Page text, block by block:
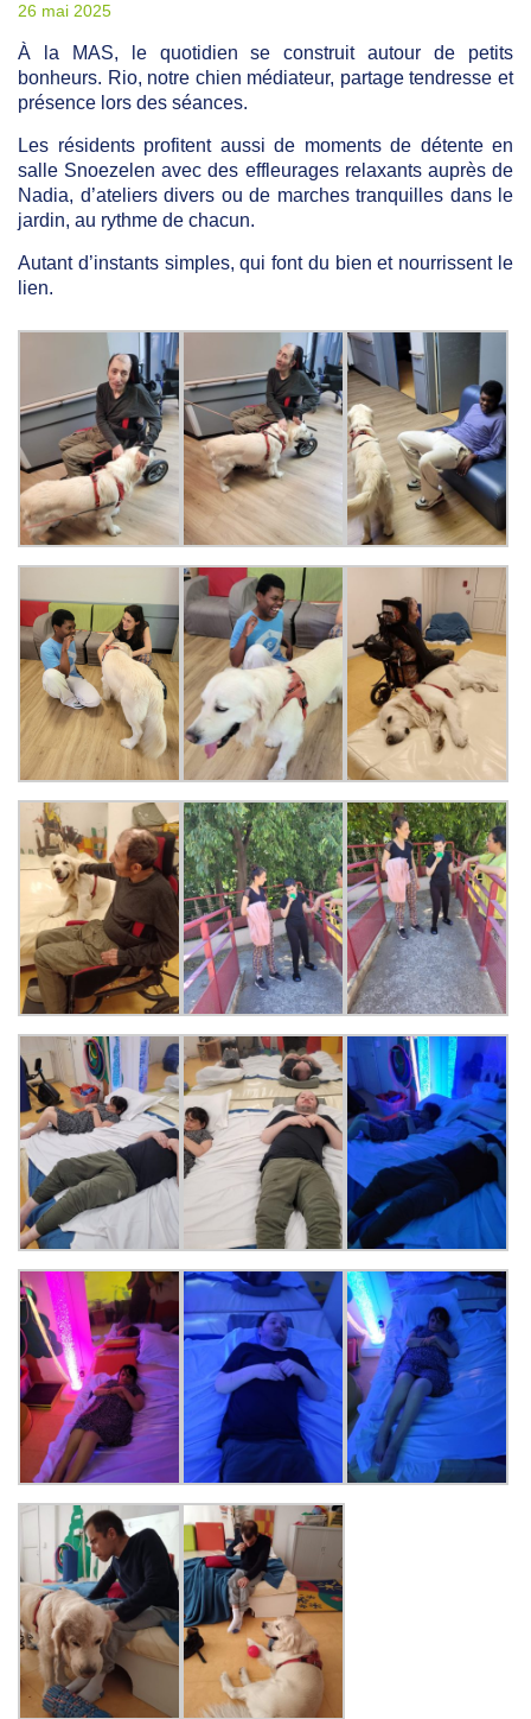
26 mai 2025
À la MAS, le quotidien se construit autour de petits
bonheurs. Rio, notre chien médiateur, partage tendresse et
présence lors des séances.
Les résidents profitent aussi de moments de détente en
salle Snoezelen avec des effleurages relaxants auprès de
Nadia, d’ateliers divers ou de marches tranquilles dans le
jardin, au rythme de chacun.
Autant d’instants simples, qui font du bien et nourrissent le
lien.